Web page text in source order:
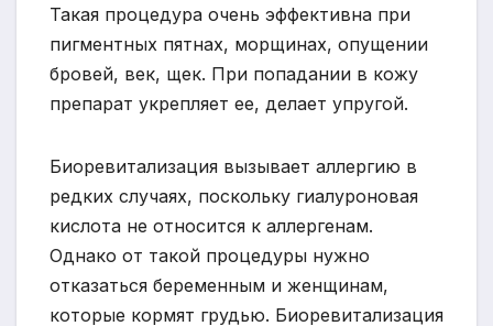
Такая процедура очень эффективна при
пигментных пятнах, морщинах, опущении
бровей, век, щек. При попадании в кожу
препарат укрепляет ее, делает упругой.
Биоревитализация вызывает аллергию в
редких случаях, поскольку гиалуроновая
кислота не относится к аллергенам.
Однако от такой процедуры нужно
отказаться беременным и женщинам,
которые кормят грудью. Биоревитализация